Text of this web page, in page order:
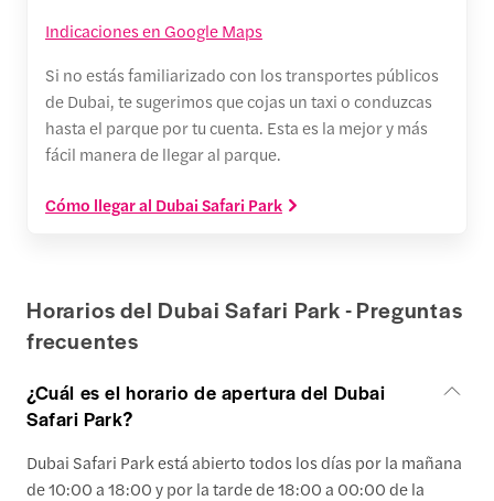
Indicaciones en Google Maps
Si no estás familiarizado con los transportes públicos
de Dubai, te sugerimos que cojas un taxi o conduzcas
hasta el parque por tu cuenta. Esta es la mejor y más
fácil manera de llegar al parque.
Cómo llegar al Dubai Safari Park
Horarios del Dubai Safari Park - Preguntas
frecuentes
¿Cuál es el horario de apertura del Dubai
Safari Park?
Dubai Safari Park está abierto todos los días por la mañana
de 10:00 a 18:00 y por la tarde de 18:00 a 00:00 de la